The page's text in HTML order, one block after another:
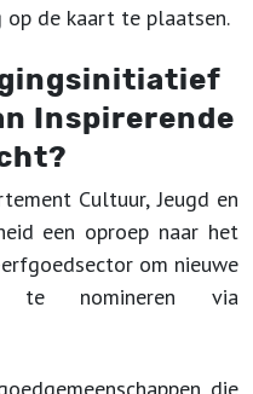
de kaart te plaatsen.
Inspirerende
Cultuur, Jeugd en
een oproep naar het
om nieuwe
te nomineren via